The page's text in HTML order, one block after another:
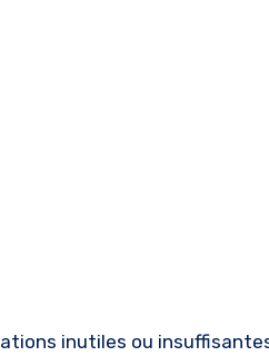
inutiles ou